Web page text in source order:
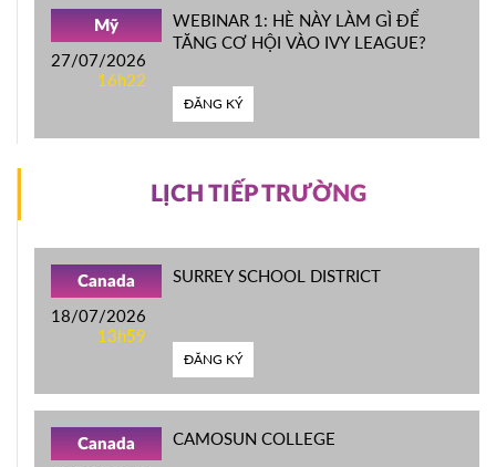
Mỹ
27/07/2026
16h22
WEBINAR 1: HÈ NÀY LÀM GÌ ĐỂ
TĂNG CƠ HỘI VÀO IVY LEAGUE?
ĐĂNG KÝ
LỊCH TIẾP TRƯỜNG
Canada
18/07/2026
13h59
SURREY SCHOOL DISTRICT
ĐĂNG KÝ
Canada CAMOSUN COLLEGE